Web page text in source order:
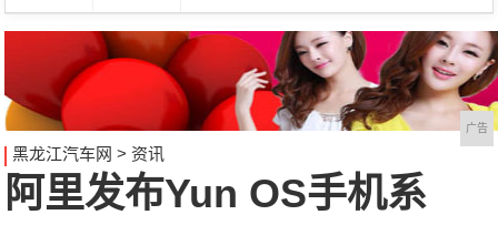
广告
黑龙江汽车网 > 资讯
阿里发布Yun OS手机系